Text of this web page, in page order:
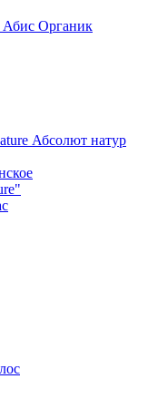
Абис Органик
Абсолют натур